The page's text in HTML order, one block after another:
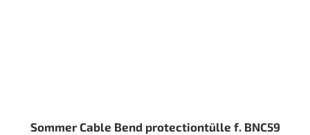
Sommer Cable Bend protectiontülle f. BNC59